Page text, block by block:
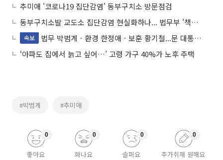
추미애 '코로나19 집단감염' 동부구치소 방문점검
동부구치소발 교도소 집단감염 현실화하나... 법무부 '책임론'
속보
법무 박범계ㆍ환경 한정애ㆍ보훈 황기철...문 대통령 개각 단행
‘아파도 집에서 늙고 싶어…’ 고령 가구 40%가 노후 주택
#박범계 #추미애
좋아요
0
화나요
0
슬퍼요
0
추가취재 원해요
0